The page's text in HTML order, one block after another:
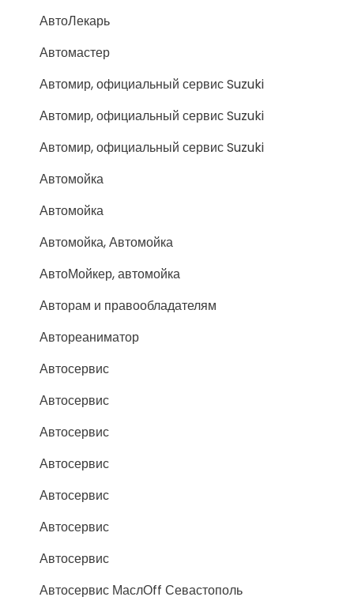
АвтоЛекарь
Автомастер
Автомир, официальный сервис Suzuki
Автомир, официальный сервис Suzuki
Автомир, официальный сервис Suzuki
Автомойка
Автомойка
Автомойка, Автомойка
АвтоМойкер, автомойка
Авторам и правообладателям
Автореаниматор
Автосервис
Автосервис
Автосервис
Автосервис
Автосервис
Автосервис
Автосервис
Автосервис МаслОff Севастополь